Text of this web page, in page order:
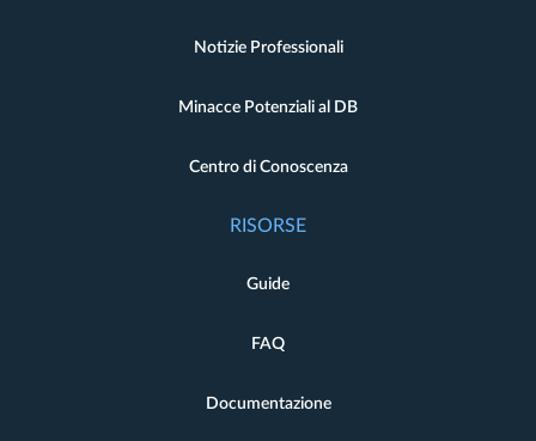
Notizie Professionali
Minacce Potenziali al DB
Centro di Conoscenza
RISORSE
Guide
FAQ
Documentazione